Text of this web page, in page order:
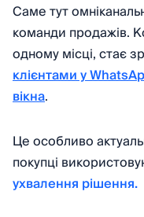
Саме тут
команди продажів.
одному місці, стає
клієнтами у
вікна.
Це особливо
покупці
ухвалення рішення.